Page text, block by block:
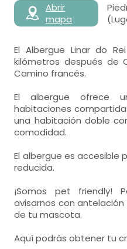
Abrir
mapa
El Albergue Linar do
kilómetros después de
Camino francés.
El albergue ofrece
habitaciones
una habitación doble
comodidad.
El albergue es accesible
reducida.
¡Somos pet friendly!
avisarnos con
de tu mascota.
Aquí podrás obtener tu